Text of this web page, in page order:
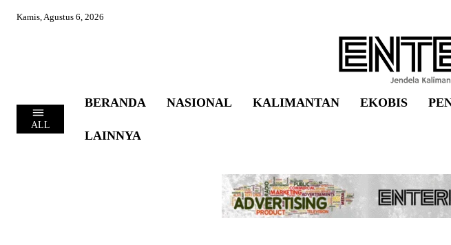
Kamis, Agustus 6, 2026
ALL
BERANDA NASIONAL KALIMANTAN EKOBIS
LAINNYA